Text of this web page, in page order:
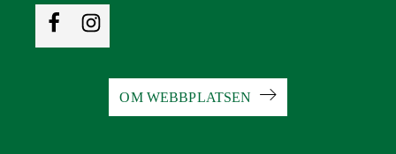
OM WEBBPLATSEN